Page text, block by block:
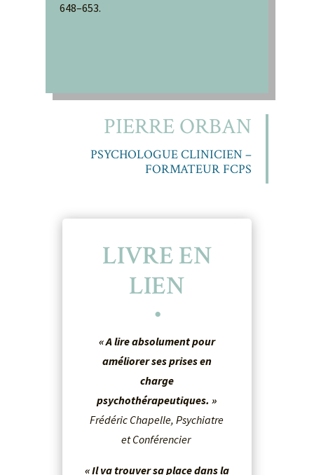
648–653.
PIERRE ORBAN
PSYCHOLOGUE CLINICIEN –
FORMATEUR FCPS
LIVRE EN
LIEN
・
« A lire absolument pour
améliorer ses prises en
charge
psychothérapeutiques. »
Frédéric Chapelle, Psychiatre
et Conférencier
« Il va trouver sa place dans la